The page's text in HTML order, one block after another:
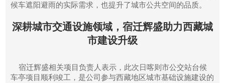
候车遮阳避雨的实际需求，也提升了城市公共空间的品质。
深耕城市交通设施领域，宿迁辉盛助力西藏城
市建设升级
宿迁辉盛相关项目负责人表示，此次日喀则市公交站台候
车亭项目顺利竣工，是公司参与西藏地区城市基础设施建设的